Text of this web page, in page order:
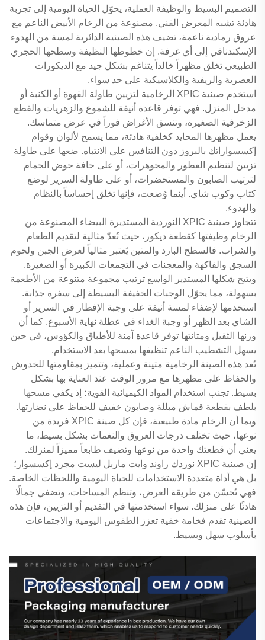
التصميم البسيط والوظيفة العملية، يحوّل الحياة اليومية إلى تجربة
هادئة تشبه المعرض الفني. مصنوعة من الرخام الأبيض الناعم مع
عروق رمادية ناعمة، تضيف هذه الصينية الدائرية لمسة من الهدوء
الإسكندنافي إلى أي غرفة. إن خطوطها النظيفة وسطحها الحجري
الطبيعي تخلق مظهراً خالداً يتناغم بشكل جيد مع الديكورات
العصرية والريفية والكلاسيكية على حد سواء.
استخدم صينية XPIC الرخامية لتزيين طاولة القهوة أو الكنبة أو
مدخل المنزل. فهي توفر قاعدة أنيقة للشموع والزهريات والقطع
الزخرفية الصغيرة، وتنسق الأغراض فوراً في عرض متماسك.
يعمل مظهرها المحايد كخلفية هادئة، مما يسمح لألوان وقوام
إكسسواراتك بالبروز دون التنافس على الانتباه. ضعها على طاولة
تزيين لتنظيم العطور والمجوهرات، أو على حافة حوض الحمام
لترتيب الصابون والمستحضرات، أو على طاولة السرير لوضع
كتاب وكوب شاي. أينما وُضعت، فإنها تخلق إحساساً بالنظام
والهدوء.
تتجاوز صينية XPIC النوردية المستديرة البيضاء المصنوعة من
الرخام وظيفتها كقطعة ديكور، حيث تُعدّ مثالية لتقديم الطعام
والشراب. فالسطح البارد والمتين يُعتبر مثالياً لعرض الجبن ولحوم
السجق والفاكهة والمعجنات في التجمعات الكبيرة أو الصغيرة.
ويتيح شكلها المستدير الواسع ترتيب مجموعة متنوعة من الأطعمة
بسهولة، مما يحوّل الوجبات الخفيفة البسيطة إلى سفرة جذابة.
استخدمها لإضفاء لمسة أنيقة على وجبة الإفطار في السرير أو
الشاي بعد الظهر أو وجبة الغداء في عطلة نهاية الأسبوع. كما أن
وزنها الثقيل ومتانتها توفر قاعدة آمنة للأطباق والكؤوس، في حين
يسهل التشطيب الناعم تنظيفها بمسحها بعد الاستخدام.
تُعد هذه الصينة الرخامية متينة وعملية، وتتميز بمقاومتها للخدوش
والحفاظ على مظهرها مع مرور الوقت عند العناية بها بشكل
بسيط. تجنب استخدام المواد الكيميائية القوية؛ إذ يكفي مسحها
بلطف بقطعة قماش مبللة وصابون خفيف للحفاظ على نضارتها.
وبما أن الرخام مادة طبيعية، فإن كل صينة XPIC فريدة من
نوعها، حيث تختلف درجات العروق والنغمات بشكل بسيط، ما
يعني أن قطعتك واحدة من نوعها وتضيف طابعاً مميزاً لمنزلك.
إن صينية XPIC نوردك راوند وايت ماربل ليست مجرد إكسسوار؛
بل هي أداة متعددة الاستخدامات للحياة اليومية واللحظات الخاصة.
فهي تُحسّن من طريقة العرض، وتنظم المساحات، وتضفي جمالًا
هادئًا على منزلك. سواء استخدمتها في التقديم أو التزيين، فإن هذه
الصينية تقدم فخامة خفية تعزز الطقوس اليومية والاجتماعات
بأسلوب سهل وبسيط.